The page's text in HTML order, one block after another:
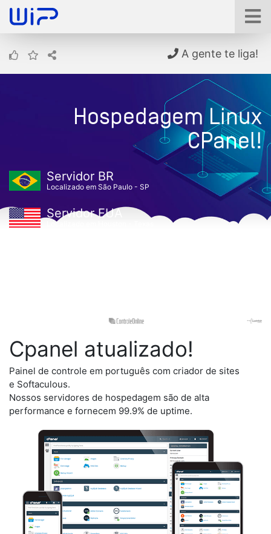
A gente te liga!
Hospedagem Linux
CPanel!
Servidor BR
Localizado em São Paulo - SP
Servidor EUA
Localizado em Houston - Texas
Cpanel atualizado!
Painel de controle em português com criador de sites
e Softaculous.
Nossos servidores de hospedagem são de alta
performance e fornecem 99.9% de uptime.